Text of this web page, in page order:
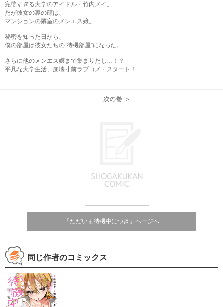
完璧すぎる大学のアイドル・竹内メイ。
だが彼女の裏の顔は、
マンションの隣室のメンエス嬢。
秘密を知った日から、
僕の部屋は彼女たちの“待機部屋”になった。
さらに他のメンエス嬢まで集まりだし…！？
平凡な大学生活、崩壊寸前ラブコメ・スタート！
次の巻 ＞
「ただいま待機中につき」ページへ
同じ作者のコミックス